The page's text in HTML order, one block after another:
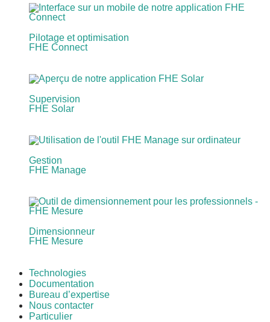
Pilotage et optimisation
FHE Connect
Supervision
FHE Solar
Gestion
FHE Manage
Dimensionneur
FHE Mesure
Technologies
Documentation
Bureau d’expertise
Nous contacter
Particulier